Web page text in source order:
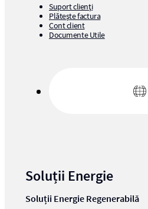
Suport clienți
Plătește factura
Cont client
Documente Utile
Soluții Energie
Soluții Energie Regenerabilă